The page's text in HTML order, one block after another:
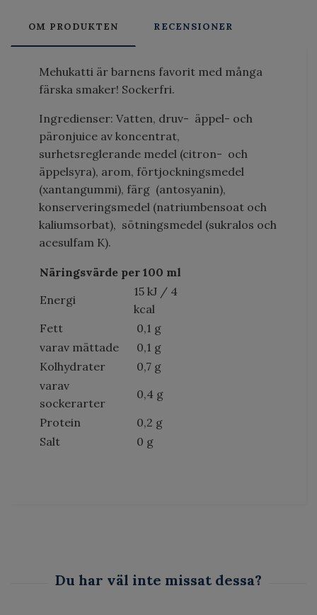
OM PRODUKTEN RECENSIONER
Mehukatti är barnens favorit med många
färska smaker! Sockerfri.
Ingredienser: Vatten, druv- äppel- och
päronjuice av koncentrat,
surhetsreglerande medel (citron- och
äppelsyra), arom, förtjockningsmedel
(xantangummi), färg (antosyanin),
konserveringsmedel (natriumbensoat och
kaliumsorbat), sötningsmedel (sukralos och
acesulfam K).
Näringsvärde per 100 ml
Energi
15 kJ / 4
kcal
Fett
0,1 g
varav mättade
0,1 g
Kolhydrater
0,7 g
varav
sockerarter
0,4 g
Protein
0,2 g
Salt
0 g